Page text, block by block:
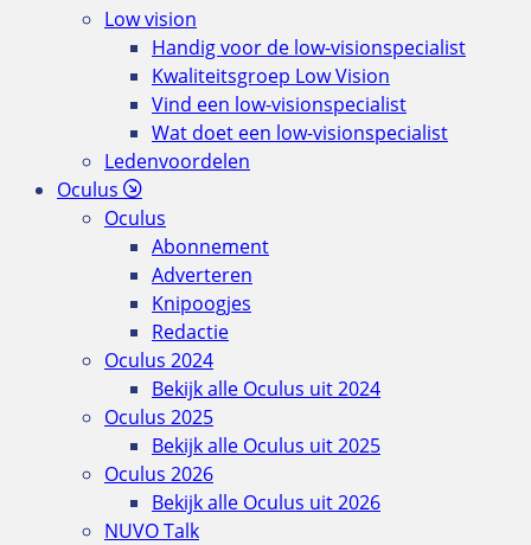
Low vision
Handig voor de low-visionspecialist
Kwaliteitsgroep Low Vision
Vind een low-visionspecialist
Wat doet een low-visionspecialist
Ledenvoordelen
Oculus
Oculus
Abonnement
Adverteren
Knipoogjes
Redactie
Oculus 2024
Bekijk alle Oculus uit 2024
Oculus 2025
Bekijk alle Oculus uit 2025
Oculus 2026
Bekijk alle Oculus uit 2026
NUVO Talk